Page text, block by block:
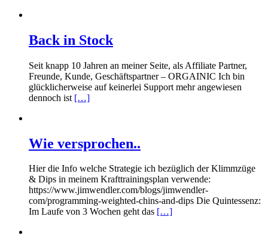
Back in Stock
Seit knapp 10 Jahren an meiner Seite, als Affiliate Partner,
Freunde, Kunde, Geschäftspartner – ORGAINIC Ich bin
glücklicherweise auf keinerlei Support mehr angewiesen
dennoch ist […]
Wie versprochen..
Hier die Info welche Strategie ich bezüglich der Klimmzüge
& Dips in meinem Krafttrainingsplan verwende:
https://www.jimwendler.com/blogs/jimwendler-
com/programming-weighted-chins-and-dips Die Quintessenz:
Im Laufe von 3 Wochen geht das […]